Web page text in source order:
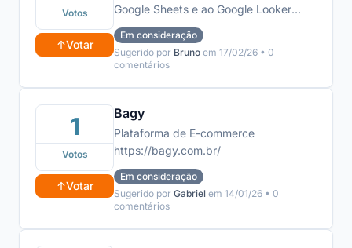
Votos
↑Votar
Google Sheets e ao Google Looker
Studio.
Em consideração
Sugerido por Bruno em 17/02/26 • 0
comentários
1
Votos
↑Votar
Bagy
Plataforma de E-commerce
https://bagy.com.br/
Em consideração
Sugerido por Gabriel em 14/01/26 • 0
comentários